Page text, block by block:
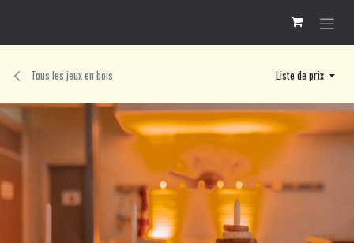
Tous les jeux en bois Liste de prix